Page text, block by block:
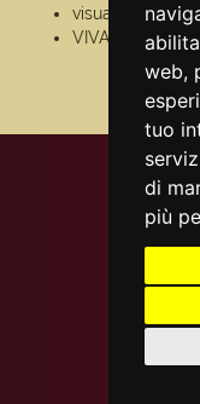
web,
tuo
di
più
visualizza
VIVAforVoucher